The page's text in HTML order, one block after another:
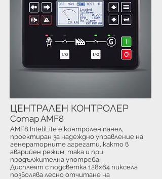
AMF8 InteliLite е контролен панел,
проектиран за надеждно управление на
генераторните агрегати, както в
аварийен режим, така и при
продължителна употреба.
Дисплеят с подсветка 128x64 пиксела
позволява лесно отчитане на
ЦЕНТРАЛЕН КОНТРОЛЕР
Comap AMF8